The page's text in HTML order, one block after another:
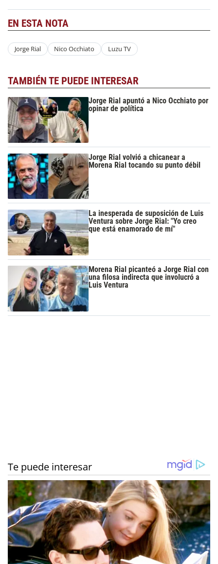
EN ESTA NOTA
Jorge Rial Nico Occhiato Luzu TV
TAMBIÉN TE PUEDE INTERESAR
Jorge Rial apuntó a Nico Occhiato por
opinar de política
Jorge Rial volvió a chicanear a
Morena Rial tocando su punto débil
La inesperada de suposición de Luis
Ventura sobre Jorge Rial: "Yo creo
que está enamorado de mí"
Morena Rial picanteó a Jorge Rial con
una filosa indirecta que involucró a
Luis Ventura